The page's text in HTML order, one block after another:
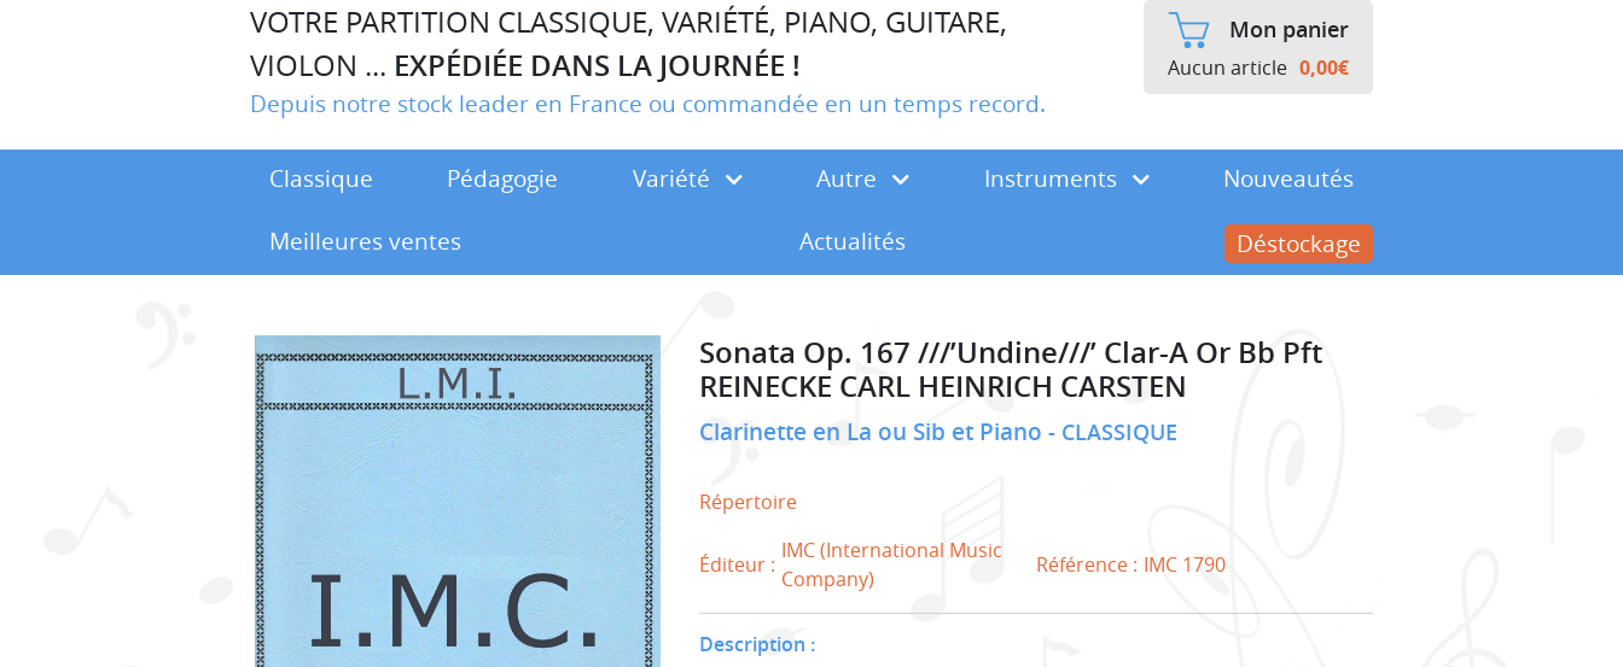
VOTRE PARTITION CLASSIQUE, VARIÉTÉ, PIANO, GUITARE,
VIOLON ... EXPÉDIÉE DANS LA JOURNÉE !
Depuis notre stock leader en France ou commandée en un temps record.
Mon panier
Aucun article 0,00€
Classique Pédagogie Variété Autre Instruments
Nouveautés
Meilleures ventes
Actualités Déstockage
Sonata Op. 167 ///’Undine///’ Clar-A Or Bb Pft
REINECKE CARL HEINRICH CARSTEN
Clarinette en La ou Sib et Piano CLASSIQUE
Répertoire
Éditeur :
IMC (International Music
Company)
Référence : IMC 1790
Description :